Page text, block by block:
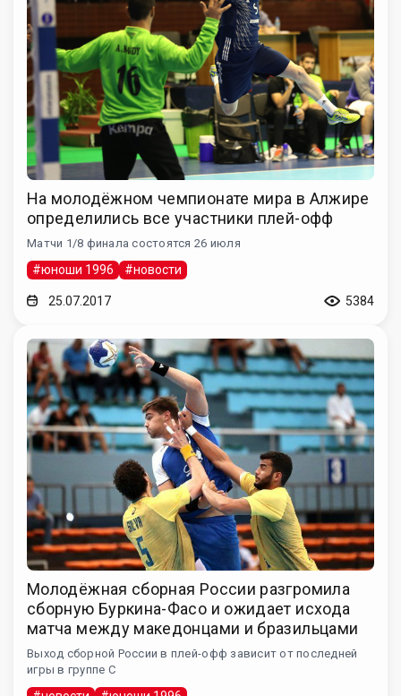
На молодёжном чемпионате мира в Алжире
определились все участники плей-офф
Матчи 1/8 финала состоятся 26 июля
#юноши 1996 #новости
25.07.2017 5384
Молодёжная сборная России разгромила
сборную Буркина-Фасо и ожидает исхода
матча между македонцами и бразильцами
Выход сборной России в плей-офф зависит от последней
игры в группе С